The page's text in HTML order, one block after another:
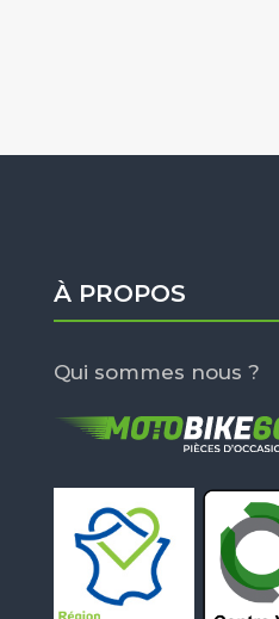
À PROPOS
Qui sommes nous ?